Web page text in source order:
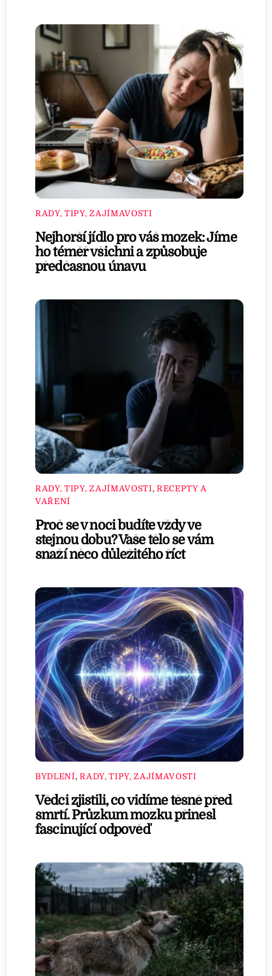
RADY, TIPY, ZAJÍMAVOSTI
Nejhorší jídlo pro váš mozek: Jíme
ho téměř všichni a způsobuje
předčasnou únavu
RADY, TIPY, ZAJÍMAVOSTI, RECEPTY A
VAŘENÍ
Proč se v noci budíte vždy ve
stejnou dobu? Vaše tělo se vám
snaží něco důležitého říct
BYDLENÍ,RADY, TIPY, ZAJÍMAVOSTI
Vědci zjistili, co vidíme těsně před
smrtí. Průzkum mozku přinesl
fascinující odpověď